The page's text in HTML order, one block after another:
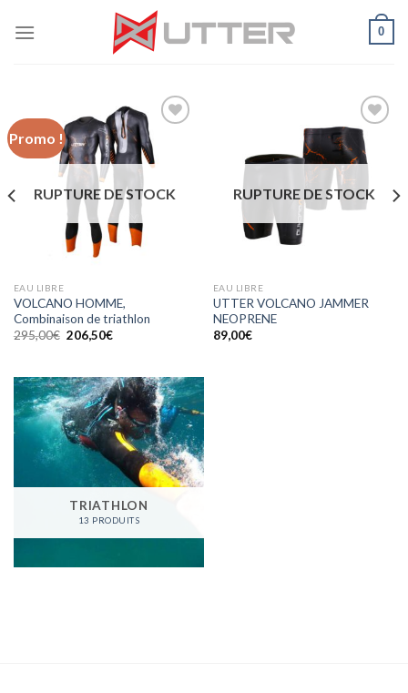
0
Promo !
Ajouter
wishlist
RUPTURE DE STOCK
EAU LIBRE
VOLCANO HOMME,
Combinaison de triathlon
295,00€ 206,50€
Ajouter
à la
wishlist
RUPTURE DE STOCK
EAU LIBRE
UTTER VOLCANO JAMMER
NEOPRENE
89,00€
TRIATHLON
13 PRODUITS